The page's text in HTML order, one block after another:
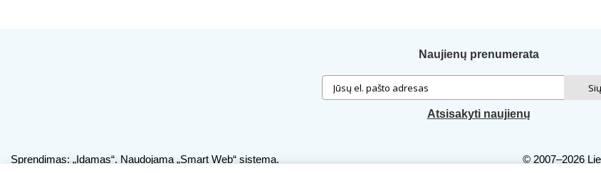
Naujienų prenumerata
Atsisakyti naujienų
Sprendimas: „Idamas“. Naudojama „Smart Web“ sistema. © 2007–2026